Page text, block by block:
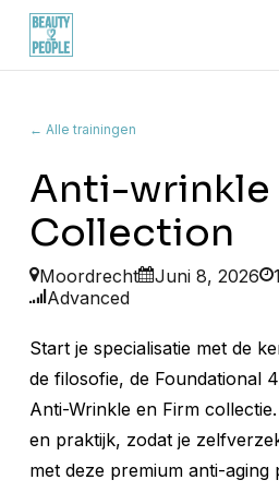
Skip
main
← Alle trainingen
Anti-wrinkle
Collection
Moordrecht Juni 8, 2026
Advanced
Start je specialisatie met de
de filosofie, de Foundational
Anti-Wrinkle en Firm
en praktijk, zodat je
met deze premium anti-aging